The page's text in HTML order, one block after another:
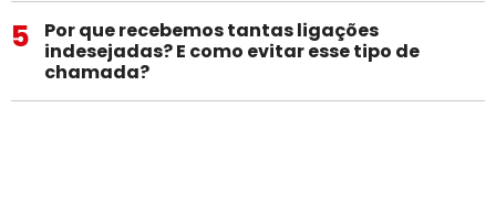
5
Por que recebemos tantas ligações
indesejadas? E como evitar esse tipo de
chamada?